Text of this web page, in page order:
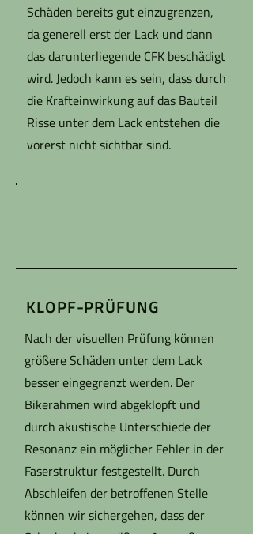
Schäden bereits gut einzugrenzen,
da generell erst der Lack und dann
das darunterliegende CFK beschädigt
wird. Jedoch kann es sein, dass durch
die Krafteinwirkung auf das Bauteil
Risse unter dem Lack entstehen die
vorerst nicht sichtbar sind.
KLOPF-PRÜFUNG
Nach der visuellen Prüfung können
größere Schäden unter dem Lack
besser eingegrenzt werden. Der
Bikerahmen wird abgeklopft und
durch akustische Unterschiede der
Resonanz ein möglicher Fehler in der
Faserstruktur festgestellt. Durch
Abschleifen der betroffenen Stelle
können wir sichergehen, dass der